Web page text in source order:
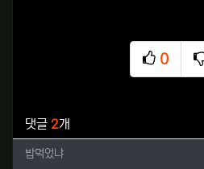
0
추천
댓글 2개
밥먹었냐님의 댓글
밥먹었냐